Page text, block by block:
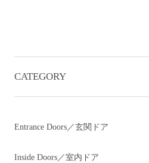
CATEGORY
Entrance Doors／玄関ドア
Inside Doors／室内ドア